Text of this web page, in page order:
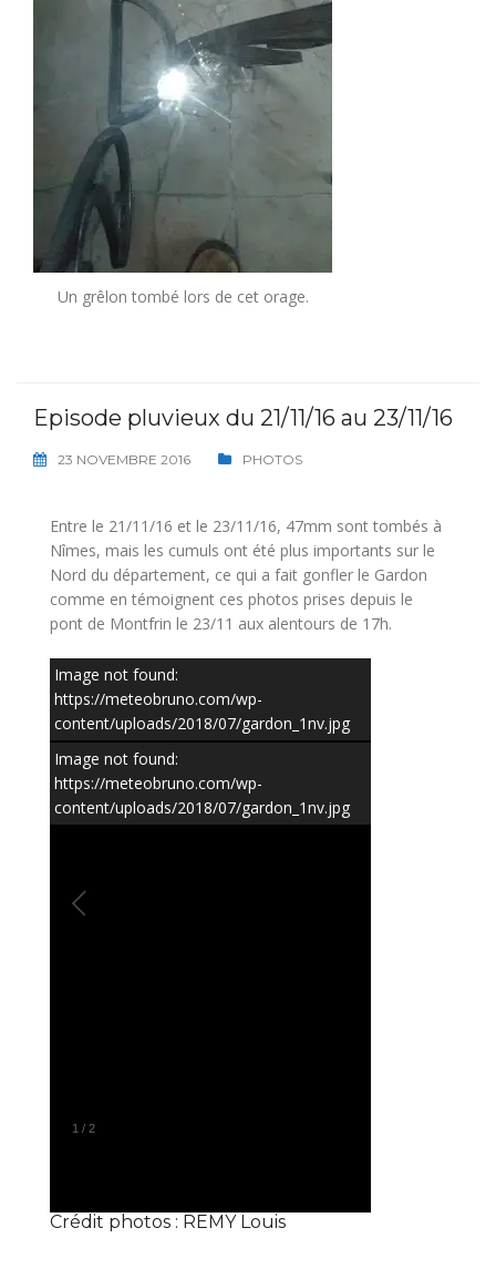
Un grêlon tombé lors de cet orage.
Episode pluvieux du 21/11/16 au 23/11/16
23 NOVEMBRE 2016 PHOTOS
Entre le 21/11/16 et le 23/11/16, 47mm sont tombés à
Nîmes, mais les cumuls ont été plus importants sur le
Nord du département, ce qui a fait gonfler le Gardon
comme en témoignent ces photos prises depuis le
pont de Montfrin le 23/11 aux alentours de 17h.
1 / 2
Image not found:
https://meteobruno.com/wp-
content/uploads/2018/07/gardon_1nv.jpg
Image not found:
https://meteobruno.com/wp-
content/uploads/2018/07/gardon_1nv.jpg
Crédit photos : REMY Louis